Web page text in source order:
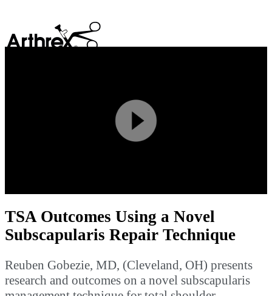
Play
Video
TSA Outcomes Using a Novel
Subscapularis Repair Technique
Reuben Gobezie, MD, (Cleveland, OH) presents
research and outcomes on a novel subscapularis